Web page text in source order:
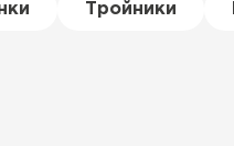
Тройники